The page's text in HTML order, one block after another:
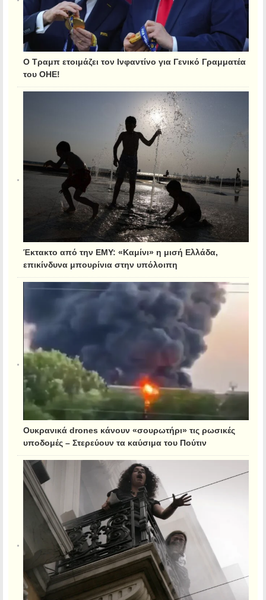
Ο Τραμπ ετοιμάζει τον Ινφαντίνο για Γενικό Γραμματέα
του ΟΗΕ!
Έκτακτο από την ΕΜΥ: «Καμίνι» η μισή Ελλάδα,
επικίνδυνα μπουρίνια στην υπόλοιπη
Ουκρανικά drones κάνουν «σουρωτήρι» τις ρωσικές
υποδομές – Στερεύουν τα καύσιμα του Πούτιν